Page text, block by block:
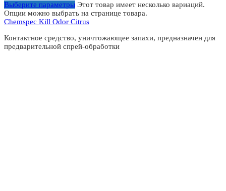
Выберите параметры Этот товар имеет несколько вариаций.
Опции можно выбрать на странице товара.
Chemspec Kill Odor Citrus
Контактное средство, уничтожающее запахи, предназначен для
предварительной спрей-обработки